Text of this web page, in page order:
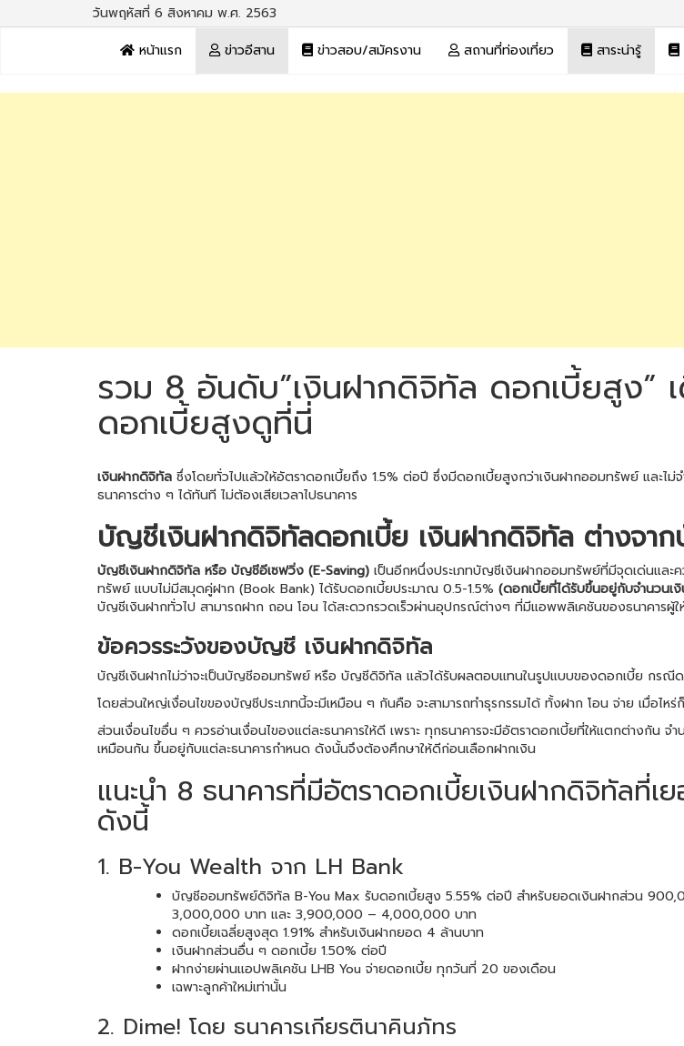
วันพฤหัสที่ 6 สิงหาคม พ.ศ. 2563
หน้าแรก
ข่าวอีสาน ข่าวสอบ/สมัครงาน สถานที่ท่องเที่ยว สาระน่ารู้
รวม 8 อันดับ”เงินฝากดิจิทัล ดอกเบี้ยสูง”
ดอกเบี้ยสูงดูที่นี่
เงินฝากดิจิทัล ซึ่งโดยทั่วไปแล้วให้อัตราดอกเบี้ยถึง 1.5% ต่อปี ซึ่งมีดอกเบี้ยสูงกว่าเงินฝากออมทรัพย์ และ
ธนาคารต่าง ๆ ได้ทันที ไม่ต้องเสียเวลาไปธนาคาร
บัญชีเงินฝากดิจิทัลดอกเบี้ย เงินฝากดิจิทัล ต่างจ
บัญชีเงินฝากดิจิทัล หรือ บัญชีอีเซฟวิ่ง (E-Saving) เป็นอีกหนึ่งประเภทบัญชีเงินฝากออมทรัพย์ที่มีจุดเด่นแ
ทรัพย์ แบบไม่มีสมุดคู่ฝาก (Book Bank) ได้รับดอกเบี้ยประมาณ 0.5-1.5% (ดอกเบี้ยที่ได้รับขึ้นอยู่กับจำนวนเ
บัญชีเงินฝากทั่วไป สามารถฝาก ถอน โอน ได้สะดวกรวดเร็วผ่านอุปกรณ์ต่างๆ ที่มีแอพพลิเคชันของธนาคารผู้ใ
ข้อควรระวังของบัญชี เงินฝากดิจิทัล
บัญชีเงินฝากไม่ว่าจะเป็นบัญชีออมทรัพย์ หรือ บัญชีดิจิทัล แล้วได้รับผลตอบแทนในรูปแบบของดอกเบี้ย กร
โดยส่วนใหญ่เงื่อนไขของบัญชีประเภทนี้จะมีเหมือน ๆ กันคือ จะสามารถทำธุรกรรมได้ ทั้งฝาก โอน จ่าย เมื่อไห
ส่วนเงื่อนไขอื่น ๆ ควรอ่านเงื่อนไของแต่ละธนาคารให้ดี เพราะ ทุกธนาคารจะมีอัตราดอกเบี้ยที่ให้แตกต่างกัน
เหมือนกัน ขึ้นอยู่กับแต่ละธนาคารกำหนด ดังนั้นจึงต้องศึกษาให้ดีก่อนเลือกฝากเงิน
แนะนำ 8 ธนาคารที่มีอัตราดอกเบี้ยเงินฝากดิจิทัลที่เ
ดังนี้
1. B-You Wealth จาก LH Bank
บัญชีออมทรัพย์ดิจิทัล B-You Max รับดอกเบี้ยสูง 5.55% ต่อปี สำหรับยอดเงินฝากส่วน
3,000,000 บาท และ 3,900,000 – 4,000,000 บาท
ดอกเบี้ยเฉลี่ยสูงสุด 1.91% สำหรับเงินฝากยอด 4 ล้านบาท
เงินฝากส่วนอื่น ๆ ดอกเบี้ย 1.50% ต่อปี
ฝากง่ายผ่านแอปพลิเคชัน LHB You จ่ายดอกเบี้ย ทุกวันที่ 20 ของเดือน
เฉพาะลูกค้าใหม่เท่านั้น
2. Dime! โดย ธนาคารเกียรตินาคินภัทร